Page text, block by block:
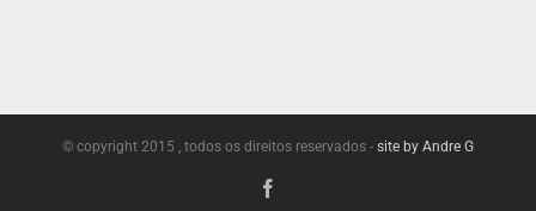
© copyright 2015 , todos os direitos reservados - site by Andre G